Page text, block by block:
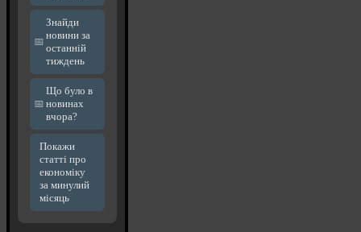
Знайди
новини за
останній
тиждень
Що було в
новинах
вчора?
Покажи
статті про
економіку
за минулий
місяць